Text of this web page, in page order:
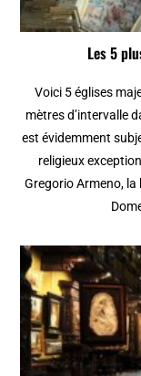
Les 5
Voici 5 églises
mètres d’intervalle
est évidemment
religieux
Gregorio Armeno, la